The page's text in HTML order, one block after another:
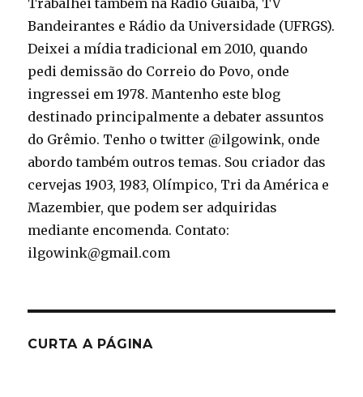
Trabalhei também na Rádio Guaíba, TV
Bandeirantes e Rádio da Universidade (UFRGS).
Deixei a mídia tradicional em 2010, quando
pedi demissão do Correio do Povo, onde
ingressei em 1978. Mantenho este blog
destinado principalmente a debater assuntos
do Grêmio. Tenho o twitter @ilgowink, onde
abordo também outros temas. Sou criador das
cervejas 1903, 1983, Olímpico, Tri da América e
Mazembier, que podem ser adquiridas
mediante encomenda. Contato:
ilgowink@gmail.com
CURTA A PÁGINA